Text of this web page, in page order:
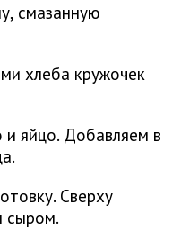
смазанную
хлеба кружочек
яйцо. Добавляем в
Сверху
сыром.